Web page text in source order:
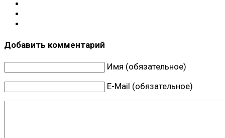
Добавить комментарий
Имя (обязательное)
E-Mail (обязательное)